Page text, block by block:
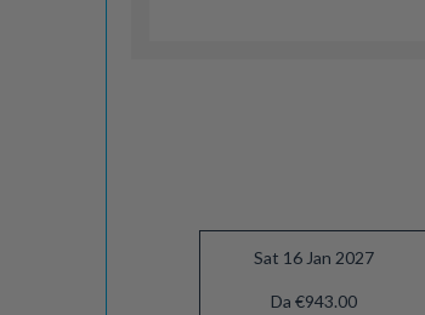
Sat 16 Jan 2027
Da €943.00